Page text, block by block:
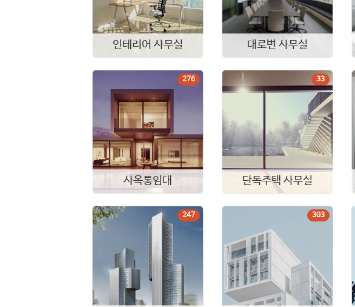
인테리어 사무실 대로변 사무실
276
사옥통임대
33
단독주택 사무실
247 303